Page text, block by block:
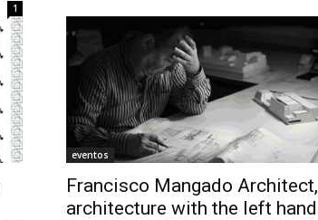
1
eventos
Francisco Mangado Architect,
architecture with the left hand